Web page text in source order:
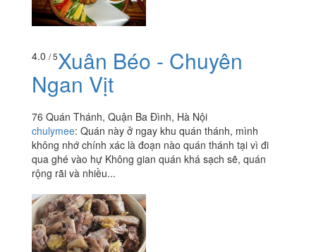
4.0 / 5Xuân Béo - Chuyên
Ngan Vịt
76 Quán Thánh, Quận Ba Đình, Hà Nội
chulymee: Quán này ở ngay khu quán thánh, mình
không nhớ chính xác là đoạn nào quán thánh tại vì đi
qua ghé vào hự Không gian quán khá sạch sẽ, quán
rộng rãi và nhiều...